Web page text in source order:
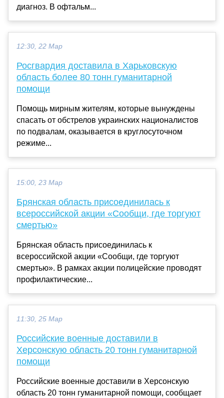
диагноз. В офтальм...
12:30, 22 Мар
Росгвардия доставила в Харьковскую
область более 80 тонн гуманитарной
помощи
Помощь мирным жителям, которые вынуждены
спасать от обстрелов украинских националистов
по подвалам, оказывается в круглосуточном
режиме...
15:00, 23 Мар
Брянская область присоединилась к
всероссийской акции «Сообщи, где торгуют
смертью»
Брянская область присоединилась к
всероссийской акции «Сообщи, где торгуют
смертью». В рамках акции полицейские проводят
профилактические...
11:30, 25 Мар
Российские военные доставили в
Херсонскую область 20 тонн гуманитарной
помощи
Российские военные доставили в Херсонскую
область 20 тонн гуманитарной помощи, сообщает